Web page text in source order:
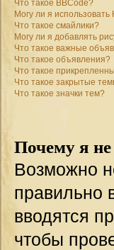
Что такое BBCode?
Могу ли я использовать
Что такое смайлики?
Могу ли я добавлять
Что такое важные
Что такое объявления?
Что такое
Что такое закрытые
Что такое значки тем?
Почему я
Возможно
правильно
вводятся
чтобы